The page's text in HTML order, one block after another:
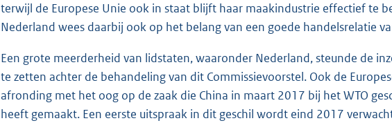
terwijl de Europese Unie ook in staat blijft haar maakindustrie effectief te
Nederland wees daarbij ook op het belang van een goede handelsrelatie
Een grote meerderheid van lidstaten, waaronder Nederland, steunde de
te zetten achter de behandeling van dit Commissievoorstel. Ook de
afronding met het oog op de zaak die China in maart 2017 bij het WTO
heeft gemaakt. Een eerste uitspraak in dit geschil wordt eind 2017